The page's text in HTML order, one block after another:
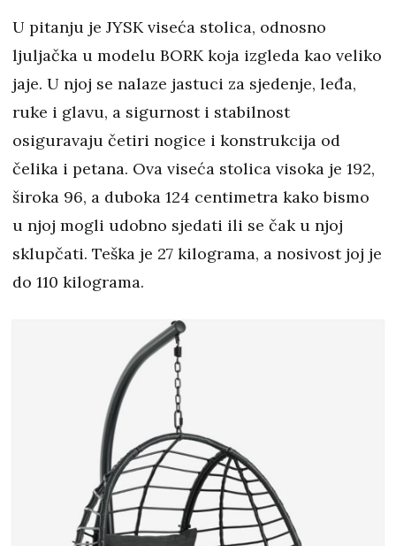
U pitanju je JYSK viseća stolica, odnosno
ljuljačka u modelu BORK koja izgleda kao veliko
jaje. U njoj se nalaze jastuci za sjedenje, leđa,
ruke i glavu, a sigurnost i stabilnost
osiguravaju četiri nogice i konstrukcija od
čelika i petana. Ova viseća stolica visoka je 192,
široka 96, a duboka 124 centimetra kako bismo
u njoj mogli udobno sjedati ili se čak u njoj
sklupčati. Teška je 27 kilograma, a nosivost joj je
do 110 kilograma.